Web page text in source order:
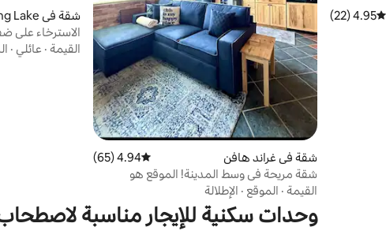
متوسط التقييم 4.95 من 5، 22 مراجعات
4.95 (22)
شقة في غراند هافن متوسط التقييم 4.94 من 5، 65 مراجعات
4.94 (65)
شقة مريحة في وسط المدينة! الموقع هو
المفتاح!
القيمة · الموقع · الإطلالة
شقة في Spring Lake
الاسترخاء على
القيمة · عائلي ·
وحدات سكنية للإيجار مناسبة لاصطحاب